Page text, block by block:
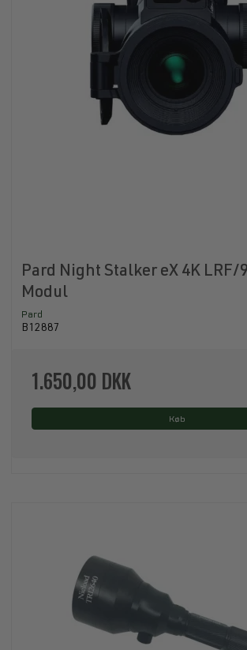
Pard Night Stalker eX 4K LRF/
Modul
Pard
B12887
1.650,00 DKK
Køb